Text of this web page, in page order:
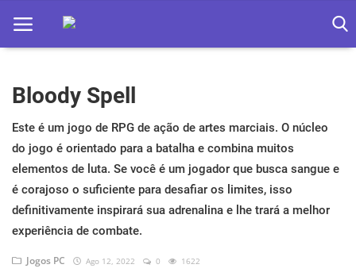
Home
Apps
Ebooks
Games
Web
Música
Bloody Spell
Este é um jogo de RPG de ação de artes marciais. O núcleo
do jogo é orientado para a batalha e combina muitos
elementos de luta. Se você é um jogador que busca sangue e
é corajoso o suficiente para desafiar os limites, isso
definitivamente inspirará sua adrenalina e lhe trará a melhor
experiência de combate.
Jogos PC Ago 12, 2022 0 1622